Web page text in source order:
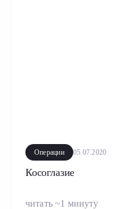
Операции 05.07.2020
Косоглазие
читать ~1 минуту